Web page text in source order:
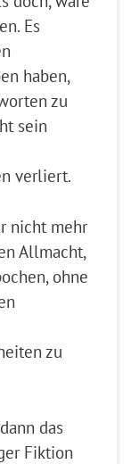
Es
haben,
zu
sein
verliert.
nicht mehr
Allmacht,
ohne
zu
das
Fiktion